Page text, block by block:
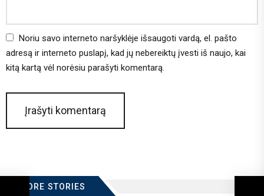
Noriu savo interneto naršyklėje išsaugoti vardą, el. pašto
adresą ir interneto puslapį, kad jų nebereiktų įvesti iš naujo, kai
kitą kartą vėl norėsiu parašyti komentarą.
MORE STORIES